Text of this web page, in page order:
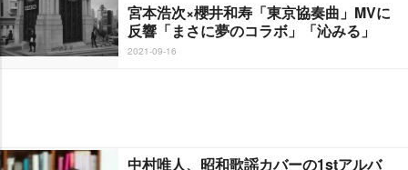
宮本浩次×櫻井和寿「東京協奏曲」MVに
反響「まさに夢のコラボ」「沁みる」
2021-09-16
中村唯人、昭和歌謡カバーの1stアルバ